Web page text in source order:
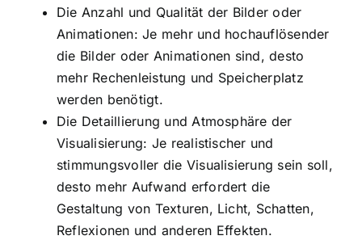
Die Anzahl und Qualität der Bilder oder
Animationen: Je mehr und hochauflösender
die Bilder oder Animationen sind, desto
mehr Rechenleistung und Speicherplatz
werden benötigt.
Die Detaillierung und Atmosphäre der
Visualisierung: Je realistischer und
stimmungsvoller die Visualisierung sein soll,
desto mehr Aufwand erfordert die
Gestaltung von Texturen, Licht, Schatten,
Reflexionen und anderen Effekten.